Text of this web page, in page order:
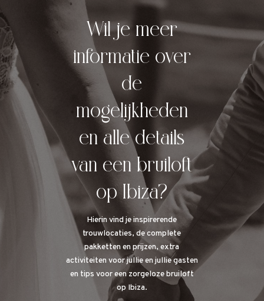
Wil je meer
informatie over
de
mogelijkheden
en alle details
van een bruiloft
op Ibiza?
Hierin vind je inspirerende
trouwlocaties, de complete
pakketten en prijzen, extra
activiteiten voor jullie en jullie gasten
en tips voor een zorgeloze bruiloft
op Ibiza.